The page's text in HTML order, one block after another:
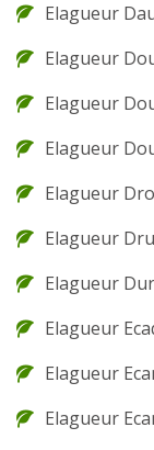
Elagueur
Elagueur
Elagueur
Elagueur
Elagueur
Elagueur
Elagueur
Elagueur
Elagueur
Elagueur